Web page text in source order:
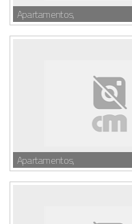
Apartamentos,
Apartamentos,